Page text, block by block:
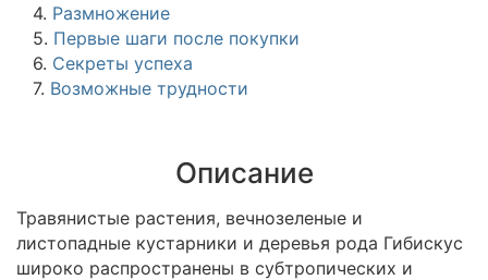
4. Размножение
5. Первые шаги после покупки
6. Секреты успеха
7. Возможные трудности
Описание
Травянистые растения, вечнозеленые и
листопадные кустарники и деревья рода Гибискус
широко распространены в субтропических и